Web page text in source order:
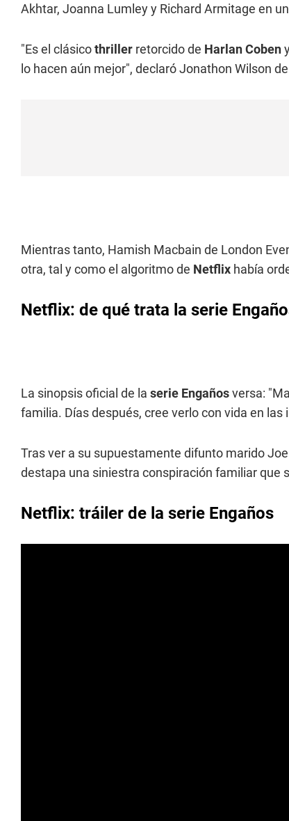
Akhtar, Joanna Lumley y Richard Armitage en
"Es el clásicothriller retorcido de Harlan Coben
lo hacen aún mejor", declaró Jonathon Wilson
Mientras tanto, Hamish Macbain de London
otra, tal y como el algoritmo de Netflix había
Netflix: de qué trata la serie
La sinopsis oficial de la serie Engañosversa:
familia. Días después, cree verlo con vida en
Tras ver a su supuestamente difunto marido
destapa una siniestra conspiración familiar que
Netflix: tráiler de la serie Engaños